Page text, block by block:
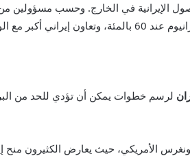
الإيرانية في الخارج. وحسب مسؤولين
للأمم المتحدة.
لرسم خطوات يمكن أن تؤدي للحد من
الأمريكي، حيث يعارض الكثيرون منح